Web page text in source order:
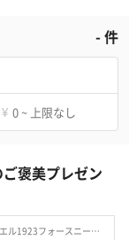
-件
¥ 0 ~ 上限なし
褒美プレゼン
JEWEL1923 for Sneaker（ジュエル1923フォースニーカー）